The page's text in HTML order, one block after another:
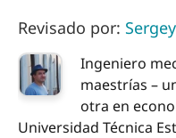
Revisado por: Sergey
Ingeniero
maestrías –
otra en
Universidad Técnica